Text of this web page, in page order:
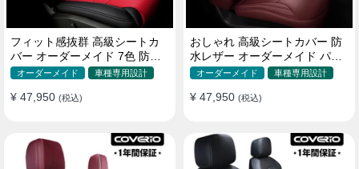
フィット感抜群 高級シートカ
バー オーダーメイド 7色 防水
レザー おしゃれ 全席セット
オーダーメイド 車種専用設計
¥ 47,950 (税込)
おしゃれ 高級シートカバー 防
水レザー オーダーメイド パン
チング加工 9色 全席セット
オーダーメイド 車種専用設計
¥ 47,950 (税込)